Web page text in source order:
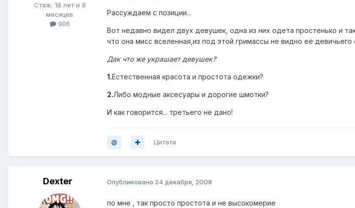
Стаж: 18 лет и 8
месяцев
906
Рассуждаем с позиции...
Вот недавно видел двух девушек, одна из них одета простенько и
что она мисс вселенная,из под этой гримассы не видно её
Дак что же украшает девушек?
1.Естественная красота и простота одежки?
2.Либо модные аксесуары и дорогие шмотки?
И как говорится... третьего не дано!
Цитата
Dexter Опубликовано 24 декабря, 2008
по мне , так просто простота и не высокомерие